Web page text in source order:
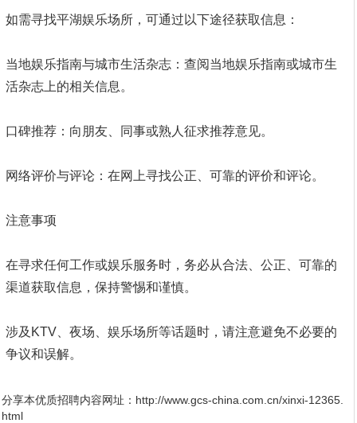
如需寻找平湖娱乐场所，可通过以下途径获取信息：
当地娱乐指南与城市生活杂志：查阅当地娱乐指南或城市生
活杂志上的相关信息。
口碑推荐：向朋友、同事或熟人征求推荐意见。
网络评价与评论：在网上寻找公正、可靠的评价和评论。
注意事项
在寻求任何工作或娱乐服务时，务必从合法、公正、可靠的
渠道获取信息，保持警惕和谨慎。
涉及KTV、夜场、娱乐场所等话题时，请注意避免不必要的
争议和误解。
分享本优质招聘内容网址： http://www.gcs-china.com.cn/xinxi-12365.
html